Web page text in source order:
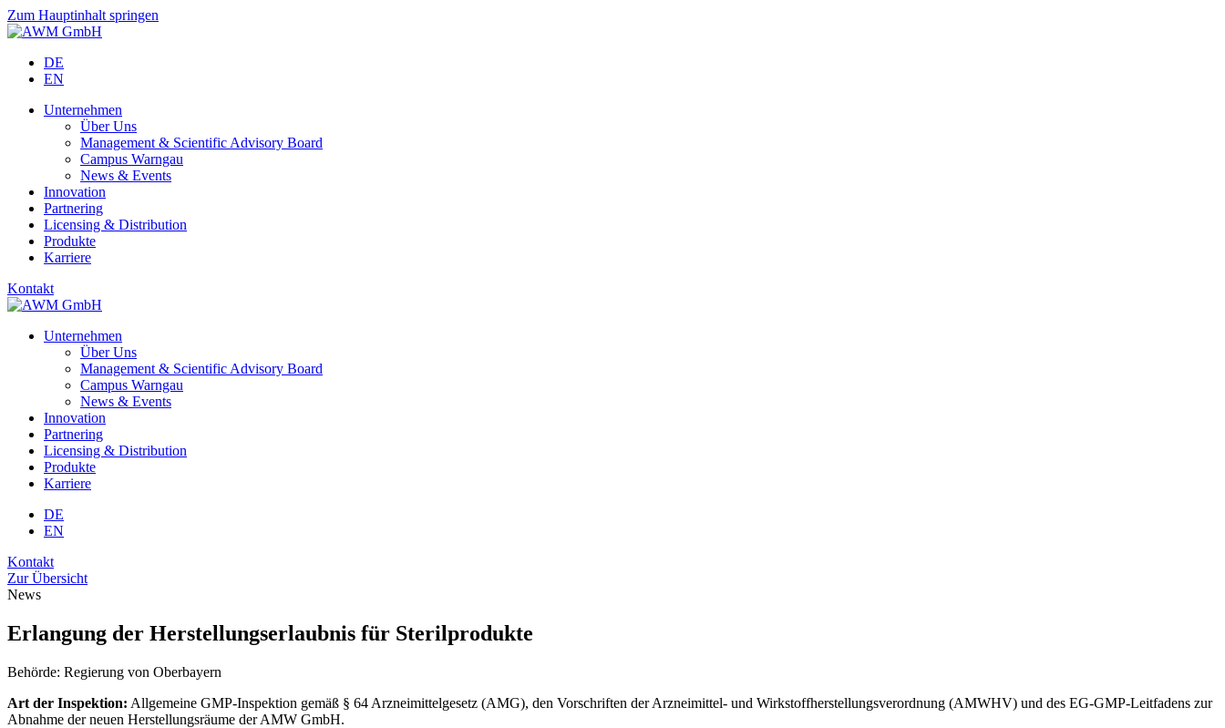
Zum Hauptinhalt springen
DE
EN
Unternehmen
Über Uns
Management & Scientific Advisory Board
Campus Warngau
News & Events
Innovation
Partnering
Licensing & Distribution
Produkte
Karriere
Kontakt
Unternehmen
Über Uns
Management & Scientific Advisory Board
Campus Warngau
News & Events
Innovation
Partnering
Licensing & Distribution
Produkte
Karriere
DE
EN
Kontakt
Zur Übersicht
News
Erlangung der Herstellungserlaubnis für Sterilprodukte
Behörde: Regierung von Oberbayern
Art der Inspektion: Allgemeine GMP-Inspektion gemäß § 64 Arzneimittelgesetz (AMG), den Vorschriften der Arzneimittel- und Wirkstoffherstellungsverordnung (AMWHV) und des EG-GMP-Leitfadens zur
Abnahme der neuen Herstellungsräume der AMW GmbH.